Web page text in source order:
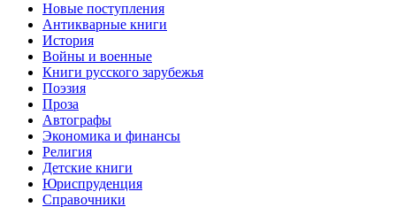
Новые поступления
Антикварные книги
История
Войны и военные
Книги русского зарубежья
Поэзия
Проза
Автографы
Экономика и финансы
Религия
Детские книги
Юриспруденция
Справочники